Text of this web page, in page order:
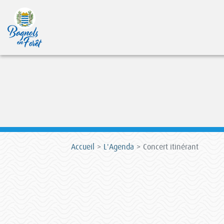
Accueil L'Agenda Concert itinérant